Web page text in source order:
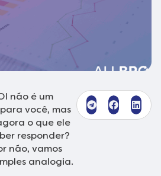
não é um
você, mas
o que ele
responder?
não, vamos
analogia.